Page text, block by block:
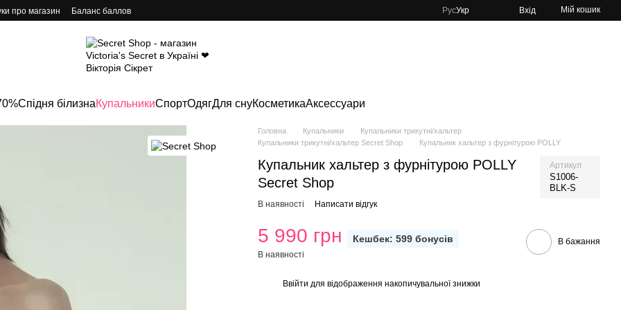
про магазин Баланс баллов РусУкр Вхід Мій кошик
Спідня білизнаКупальникиСпортОдягДля снуКосметикаАксессуари
Головна Купальники
Купальники трикутні/хальтер
Купальники трикутні/хальтер Secret Shop
Купальник хальтер з фурнітурою POLLY
Купальник хальтер з фурнітурою POLLY
Secret Shop
Артикул
S1006-
BLK-S
В наявності Написати відгук
5 990 грн Кешбек: 599 бонусів
В наявності
В бажання
Ввійти для відображення накопичувальної знижки